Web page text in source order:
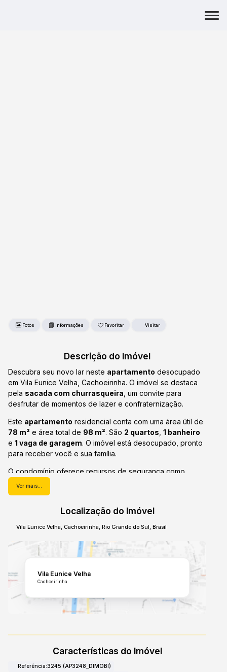
Fotos Favoritar
Descrição do Imóvel
Descubra seu novo lar neste apartamento desocupado
em Vila Eunice Velha, Cachoeirinha. O imóvel se destaca
pela sacada com churrasqueira , um convite para
desfrutar de momentos de lazer e confraternização.
Este apartamento residencial conta com uma área útil de
78 m² e área total de 98 m². São 2 quartos 1 banheiro
e 1 vaga de garagem. O imóvel está desocupado, pronto
para receber você e sua família.
O condomínio oferece recursos de segurança como
câmeras, cerca elétrica e porteiro eletrônico, garantindo
tranquilidade no dia a dia. Para maior comodidade, o
apartamento proporciona acesso conveniente a serviços
essenciais. Uma oportunidade para viver com conforto e
Ver mais...
Localização do Imóvel
Vila Eunice Velha,Cachoeirinha,Rio Grande do Sul,Brasil
Vila Eunice Velha
Cachoeirinha
Características do Imóvel
Referência:3245 (AP3248_DIMOBI)